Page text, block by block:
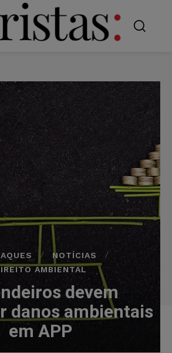
NOTÍCIAS
AMBIENTAL
devem
danos ambientais
em APP